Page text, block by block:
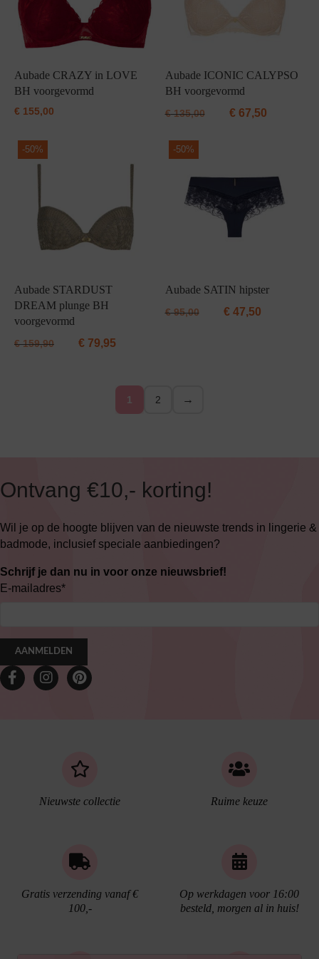
Aubade CRAZY in LOVE
BH voorgevormd
€ 155,00
Aubade ICONIC CALYPSO
BH voorgevormd
€135,00 €67,50
-50%
Aubade STARDUST
DREAM plunge BH
voorgevormd
€159,90 € 79,95
-50%
Aubade SATIN hipster
€95,00 €47,50
1 2 →
Ontvang €10,- korting!
Wil je op de hoogte blijven van de nieuwste trends in lingerie &
badmode, inclusief speciale aanbiedingen?
Schrijf je dan nu in voor onze nieuwsbrief!
E-mailadres*
AANMELDEN
Nieuwste collectie Ruime keuze
Gratis verzending vanaf €
100,-
Op werkdagen voor 16:00
besteld, morgen al in huis!